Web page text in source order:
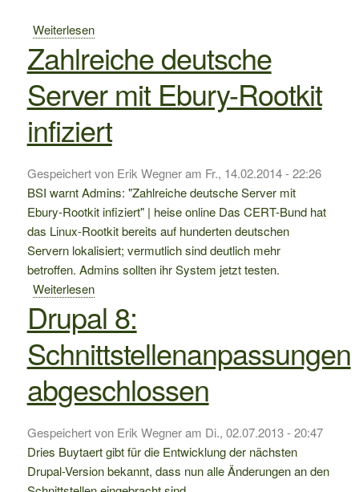
Weiterlesen
Heartbleed:
GAU
für
die
Verschlüsselung
Zahlreiche deutsche
Server mit Ebury-Rootkit
infiziert
Gespeichert von Erik Wegneram Fr., 14.02.2014 - 22:26
BSI warnt Admins: "Zahlreiche deutsche Server mit
Ebury-Rootkit infiziert" | heise online Das CERT-Bund hat
das Linux-Rootkit bereits auf hunderten deutschen
Servern lokalisiert; vermutlich sind deutlich mehr
betroffen. Admins sollten ihr System jetzt testen.
Weiterlesen
Zahlreiche
deutsche
Server
mit
Ebury-
Rootkit
Drupal 8:
Schnittstellenanpassungen
abgeschlossen
Gespeichert von Erik Wegneram Di., 02.07.2013 - 20:47
Dries Buytaert gibt für die Entwicklung der nächsten
Drupal-Version bekannt, dass nun alle Änderungen an den